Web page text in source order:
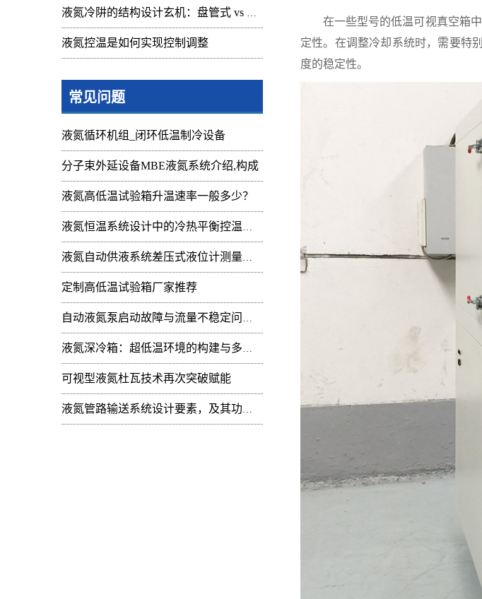
液氮冷阱的结构设计玄机：盘管式 vs 腔体式，哪种捕集效率更高
液氮控温是如何实现控制调整
常见问题
液氮循环机组_闭环低温制冷设备
分子束外延设备MBE液氮系统介绍,构成
液氮高低温试验箱升温速率一般多少？
液氮恒温系统设计中的冷热平衡控温难点
液氮自动供液系统差压式液位计测量值周期性
定制高低温试验箱厂家推荐
自动液氮泵启动故障与流量不稳定问题：技术排查
液氮深冷箱：超低温环境的构建与多领域技术赋能
可视型液氮杜瓦技术再次突破赋能
液氮管路输送系统设计要素，及其功能开发
在一些型号的低温可视真空箱中
定性。在调整冷却系统时，需要特
度的稳定性。